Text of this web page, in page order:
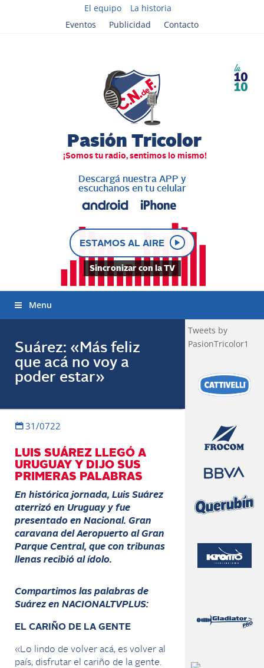
El equipo
La historia
Eventos
Publicidad Contacto
Descargá nuestra APP y
escuchanos en tu celular
ESTAMOS AL AIRE
Sincronizar con la TV
Menu
Suárez: «Más feliz
que acá no voy a
poder estar»
31/0722
LUIS SUÁREZ LLEGÓ A
URUGUAY Y DIJO SUS
PRIMERAS PALABRAS
En histórica jornada, Luis Suárez
aterrizó en Uruguay y fue
presentado en Nacional. Gran
caravana del Aeropuerto al Gran
Parque Central, que con tribunas
llenas recibió al ídolo.
Compartimos las palabras de
Suárez en NACIONALTVPLUS:
EL CARIÑO DE LA GENTE
«Lo lindo de volver acá, es volver al
país, disfrutar el cariño de la gente.
Tweets by
PasionTricolor1